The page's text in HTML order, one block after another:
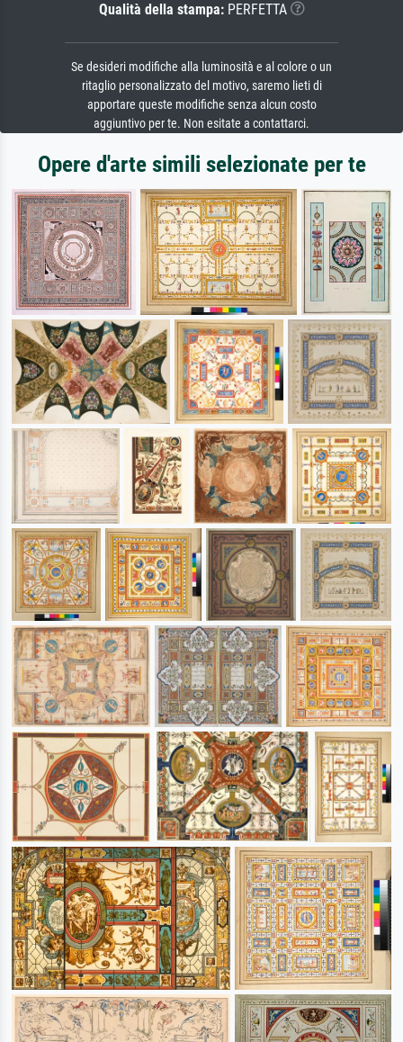
Qualità della stampa:PERFETTA
Se desideri modifiche alla luminosità e al colore o un
ritaglio personalizzato del motivo, saremo lieti di
apportare queste modifiche senza alcun costo
aggiuntivo per te. Non esitate a contattarci.
Opere d'arte simili selezionate per te